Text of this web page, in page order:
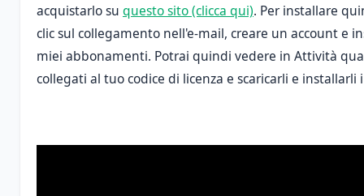
acquistarlo su questo sito (clicca qui). Per installare
clic sul collegamento nell'e-mail, creare un account e
miei abbonamenti. Potrai quindi vedere in Attività
collegati al tuo codice di licenza e scaricarli e